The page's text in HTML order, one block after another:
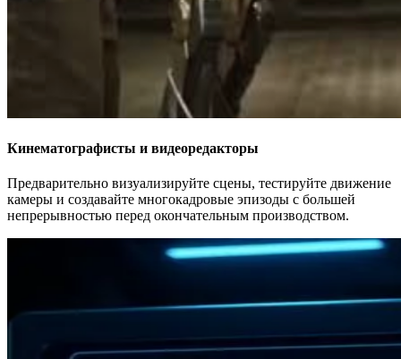
Кинематографисты и видеоредакторы
Предварительно визуализируйте сцены, тестируйте движение
камеры и создавайте многокадровые эпизоды с большей
непрерывностью перед окончательным производством.